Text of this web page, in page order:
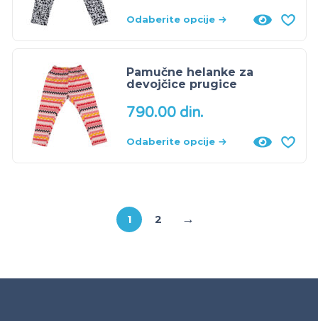
Odaberite opcije
Pamučne helanke za
devojčice prugice
790.00 din.
Odaberite opcije
1 2 →